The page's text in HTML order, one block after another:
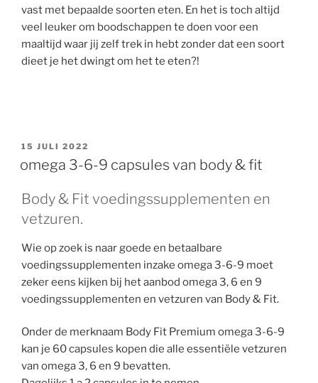
vast met bepaalde soorten eten. En het is toch altijd
veel leuker om boodschappen te doen voor een
maaltijd waar jij zelf trek in hebt zonder dat een soort
dieet je het dwingt om het te eten?!
GEPLAATST
15 JULI 2022
omega 3-6-9 capsules van body & fit
Body & Fit voedingssupplementen en
vetzuren.
Wie op zoek is naar goede en betaalbare
voedingssupplementen inzake omega 3-6-9 moet
zeker eens kijken bij het aanbod omega 3, 6 en 9
voedingssupplementen en vetzuren van Body & Fit.
Onder de merknaam Body Fit Premium omega 3-6-9
kan je 60 capsules kopen die alle essentiële vetzuren
van omega 3, 6 en 9 bevatten.